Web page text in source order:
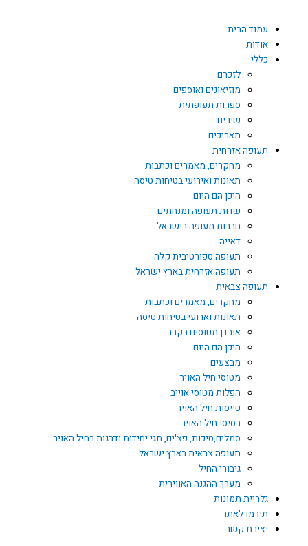
עמוד הבית
אודות
כללי
לזכרם
מוזיאונים ואוספים
ספרות תעופתית
שירים
תאריכים
תעופה אזרחית
מחקרים, מאמרים וכתבות
תאונות ואירועי בטיחות טיסה
היכן הם היום
שדות תעופה ומנחתים
חברות תעופה בישראל
דאייה
תעופה ספורטיבית קלה
תעופה אזרחית בארץ ישראל
תעופה צבאית
מחקרים, מאמרים וכתבות
תאונות וארועי בטיחות טיסה
אובדן מטוסים בקרב
היכן הם היום
מבצעים
מטוסי חיל האויר
הפלות מטוסי אוייב
טייסות חיל האויר
בסיסי חיל האויר
סמלים,סיכות, פצ'ים, תגי יחידות ודרגות בחיל האויר
תעופה צבאית בארץ ישראל
גיבורי החיל
מערך ההגנה האווירית
גלריית תמונות
תירמו לאתר
יצירת קשר